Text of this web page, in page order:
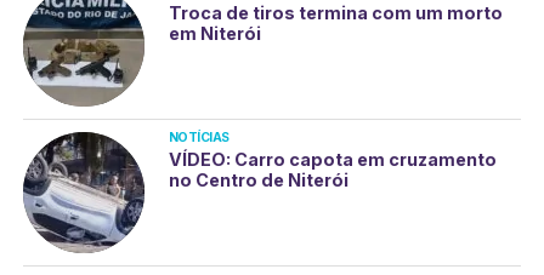
Troca de tiros termina com um morto
em Niterói
NOTÍCIAS
VÍDEO: Carro capota em cruzamento
no Centro de Niterói